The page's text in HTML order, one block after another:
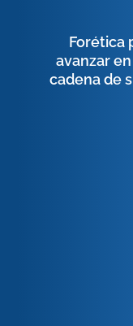
Forética
avanzar
cadena de